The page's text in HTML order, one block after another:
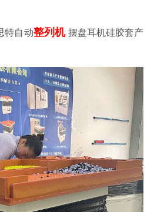
特自动整列机 摆盘耳机硅胶套产